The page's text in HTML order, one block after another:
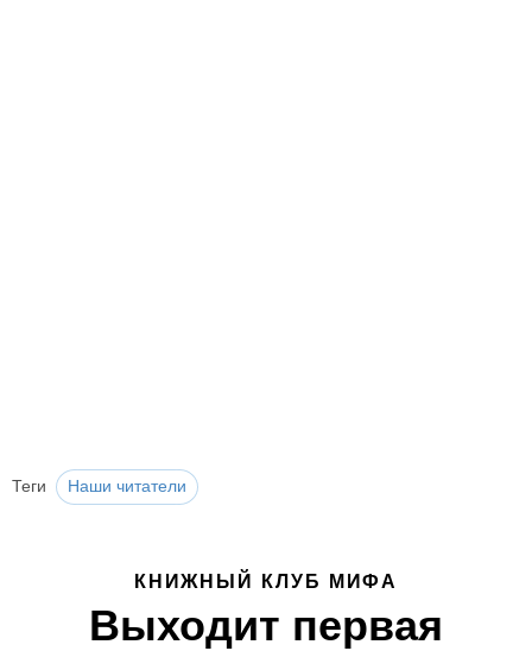
Теги Наши читатели
КНИЖНЫЙ КЛУБ МИФА
Выходит первая